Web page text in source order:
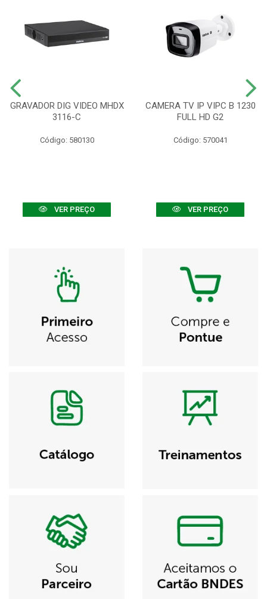
GRAVADOR DIG VIDEO MHDX
3116-C
Código: 580130
VER PREÇO
CAMERA TV IP VIPC B 1230
FULL HD G2
Código: 570041
VER PREÇO